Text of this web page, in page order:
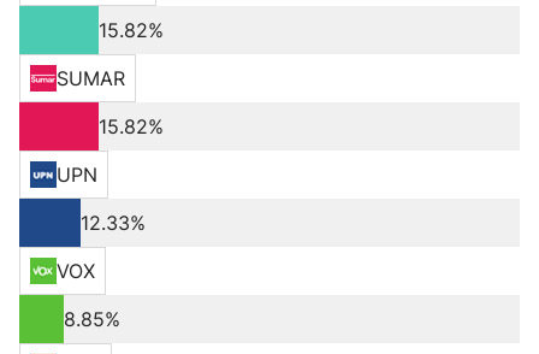
15.82%
SUMAR
15.82%
UPN
12.33%
VOX
8.85%